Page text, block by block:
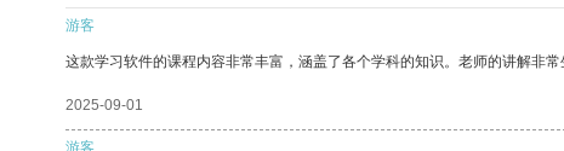
游客
这款学习软件的课程内容非常丰富，涵盖了各个学科的知识。老师的讲解非常
2025-09-01
游客